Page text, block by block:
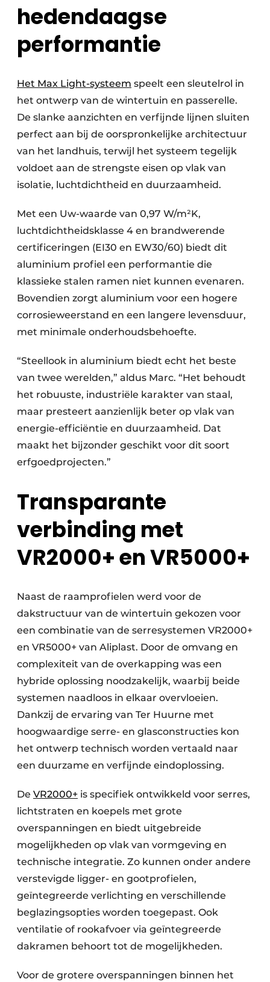
hedendaagse
performantie
Het Max Light-systeem speelt een sleutelrol in
het ontwerp van de wintertuin en passerelle.
De slanke aanzichten en verfijnde lijnen sluiten
perfect aan bij de oorspronkelijke architectuur
van het landhuis, terwijl het systeem tegelijk
voldoet aan de strengste eisen op vlak van
isolatie, luchtdichtheid en duurzaamheid.
Met een Uw-waarde van 0,97 W/m²K,
luchtdichtheidsklasse 4 en brandwerende
certificeringen (EI30 en EW30/60) biedt dit
aluminium profiel een performantie die
klassieke stalen ramen niet kunnen evenaren.
Bovendien zorgt aluminium voor een hogere
corrosieweerstand en een langere levensduur,
met minimale onderhoudsbehoefte.
“Steellook in aluminium biedt echt het beste
van twee werelden,” aldus Marc. “Het behoudt
het robuuste, industriële karakter van staal,
maar presteert aanzienlijk beter op vlak van
energie-efficiëntie en duurzaamheid. Dat
maakt het bijzonder geschikt voor dit soort
erfgoedprojecten.”
Transparante
verbinding met
VR2000+ en VR5000+
Naast de raamprofielen werd voor de
dakstructuur van de wintertuin gekozen voor
een combinatie van de serresystemen VR2000+
en VR5000+ van Aliplast. Door de omvang en
complexiteit van de overkapping was een
hybride oplossing noodzakelijk, waarbij beide
systemen naadloos in elkaar overvloeien.
Dankzij de ervaring van Ter Huurne met
hoogwaardige serre- en glasconstructies kon
het ontwerp technisch worden vertaald naar
een duurzame en verfijnde eindoplossing.
De VR2000+ is specifiek ontwikkeld voor serres,
lichtstraten en koepels met grote
overspanningen en biedt uitgebreide
mogelijkheden op vlak van vormgeving en
technische integratie. Zo kunnen onder andere
verstevigde ligger- en gootprofielen,
geïntegreerde verlichting en verschillende
beglazingsopties worden toegepast. Ook
ventilatie of rookafvoer via geïntegreerde
dakramen behoort tot de mogelijkheden.
Voor de grotere overspanningen binnen het